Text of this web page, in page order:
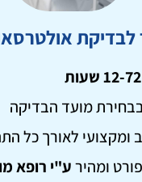
לבדיקת
מועד הבדיקה
ומקצועי לאורך כל
ומהירע"י רופא